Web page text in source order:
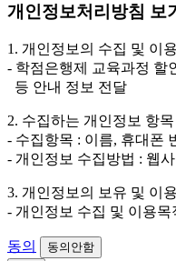
3. 개인정보 보유/이
외하고는 회원탈퇴 시
원이거나 상담 시로부
소비자 불만 또는 분쟁
의 경우에는 상담 신청이
개인정보처리방침 보기
1. 개인정보의 수집 및 이
- 학점은행제 교육과정 할
등 안내 정보 전달
2. 수집하는 개인정보 항
- 수집항목 : 이름, 휴대폰
- 개인정보 수집방법 : 웹
3. 개인정보의 보유 및 이
- 개인정보 수집 및 이용목
동의
동의안함